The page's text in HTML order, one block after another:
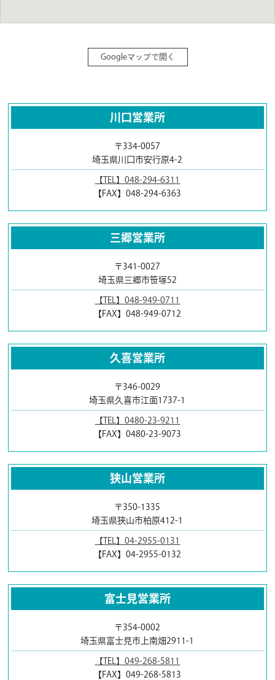
Googleマップで開く
川口営業所
〒334-0057
埼玉県川口市安行原4-2
【TEL】048-294-6311
【FAX】048-294-6363
三郷営業所
〒341-0027
埼玉県三郷市笹塚52
【TEL】048-949-0711
【FAX】048-949-0712
久喜営業所
〒346-0029
埼玉県久喜市江面1737-1
【TEL】0480-23-9211
【FAX】0480-23-9073
狭山営業所
〒350-1335
埼玉県狭山市柏原412-1
【TEL】04-2955-0131
【FAX】04-2955-0132
富士見営業所
〒354-0002
埼玉県富士見市上南畑2911-1
【TEL】049-268-5811
【FAX】049-268-5813